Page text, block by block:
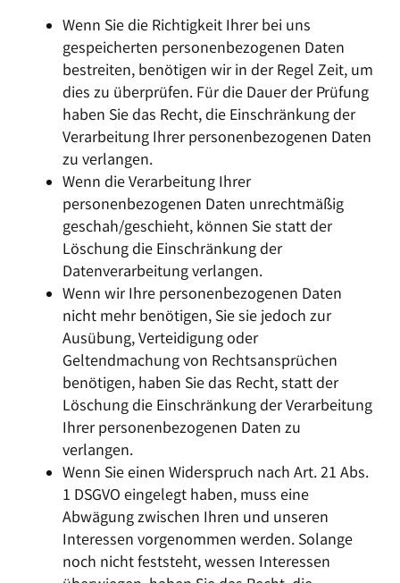
Wenn Sie die Richtigkeit Ihrer bei uns
gespeicherten personenbezogenen Daten
bestreiten, benötigen wir in der Regel Zeit, um
dies zu überprüfen. Für die Dauer der Prüfung
haben Sie das Recht, die Einschränkung der
Verarbeitung Ihrer personenbezogenen Daten
zu verlangen.
Wenn die Verarbeitung Ihrer
personenbezogenen Daten unrechtmäßig
geschah/geschieht, können Sie statt der
Löschung die Einschränkung der
Datenverarbeitung verlangen.
Wenn wir Ihre personenbezogenen Daten
nicht mehr benötigen, Sie sie jedoch zur
Ausübung, Verteidigung oder
Geltendmachung von Rechtsansprüchen
benötigen, haben Sie das Recht, statt der
Löschung die Einschränkung der Verarbeitung
Ihrer personenbezogenen Daten zu
verlangen.
Wenn Sie einen Widerspruch nach Art. 21 Abs.
1 DSGVO eingelegt haben, muss eine
Abwägung zwischen Ihren und unseren
Interessen vorgenommen werden. Solange
noch nicht feststeht, wessen Interessen